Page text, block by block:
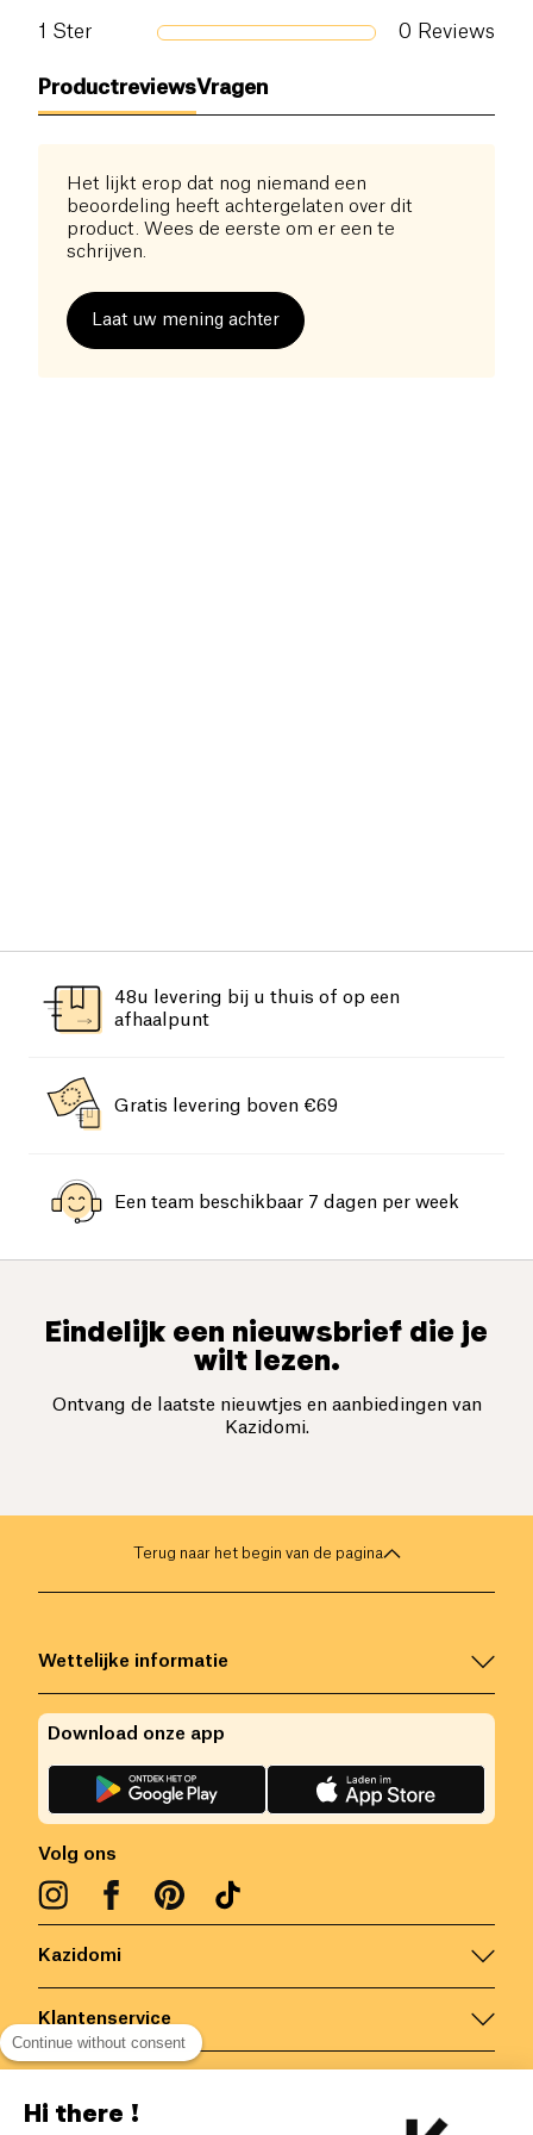
Zout (g) 0.14 g
1 Ster 0 Reviews
ProductreviewsVragen
Het lijkt erop dat nog niemand een
beoordeling heeft achtergelaten over dit
product. Wees de eerste om er een te
schrijven.
Laat uw mening achter
48u levering bij u thuis of op een
afhaalpunt
Gratis levering boven €69
Een team beschikbaar 7 dagen per week
Eindelijk een nieuwsbrief die je
wilt lezen.
Ontvang de laatste nieuwtjes en aanbiedingen van
Kazidomi.
Terug naar het begin van de pagina
Kazidomi
Klantenservice
Wettelijke informatie
Volg ons
Download onze app
Continue without consent
Hi there !